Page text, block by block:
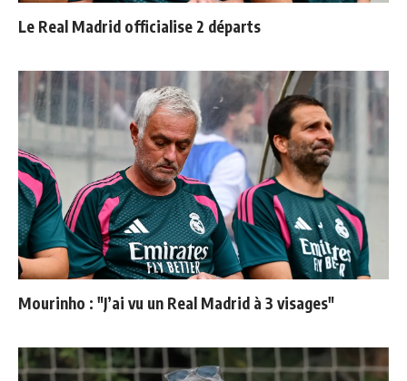
Le Real Madrid officialise 2 départs
Mourinho : "J’ai vu un Real Madrid à 3 visages"